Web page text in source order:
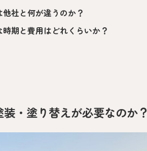
社と何が違うのか？
期と費用はどれくらいか？
・塗り替えが必要なのか？